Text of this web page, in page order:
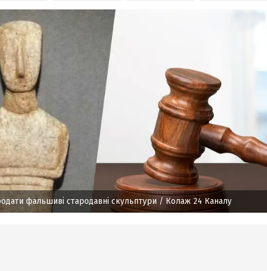
фальшиві стародавні скульптури / Колаж 24 Каналу